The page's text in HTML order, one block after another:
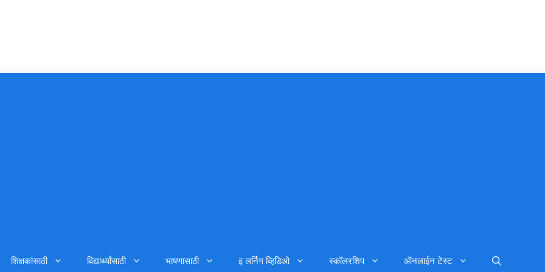
शिक्षकांसाठी विद्यार्थ्यांसाठी भाषणासाठी इ लर्निग व्हिडिओ स्कॉलरशिप ऑनलाईन टेस्ट